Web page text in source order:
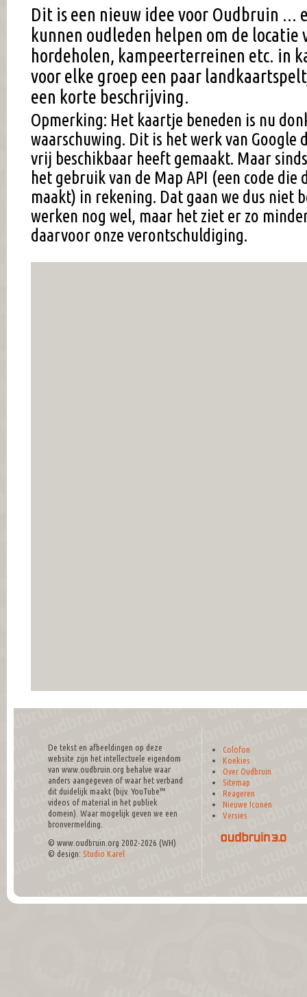
Dit is een nieuw idee voor Oudbruin
kunnen oudleden helpen om de locatie
hordeholen, kampeerterreinen etc. in
voor elke groep een paar
een korte beschrijving.
Opmerking: Het kaartje beneden is nu
waarschuwing. Dit is het werk van Google
vrij beschikbaar heeft gemaakt. Maar
het gebruik van de Map API (een code
maakt) in rekening. Dat gaan we dus niet
werken nog wel, maar het ziet er zo
daarvoor onze verontschuldiging.
De tekst en afbeeldingen op deze
website zijn het intellectuele eigendom
van www.oudbruin.org behalve waar
anders aangegeven of waar het verband
dit duidelijk maakt (bijv. YouTube™
videos of material in het publiek
domein). Waar mogelijk geven we een
bronvermelding.
© www.oudbruin.org 2002-2026 (WH)
© design: Studio Karel
Colofon
Koekies
Over Oudbruin
Sitemap
Reageren
Nieuwe Iconen
Versies